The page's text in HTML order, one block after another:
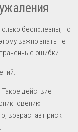
бесполезны, но
важно знать не
ошибки.
действие
возрастает риск